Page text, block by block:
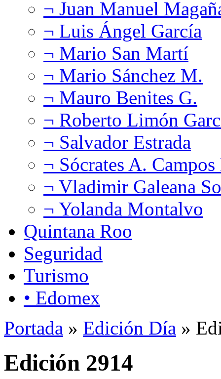
¬ Juan Manuel
¬ Luis Ángel García
¬ Mario San Martí
¬ Mario Sánchez M.
¬ Mauro Benites G.
¬ Roberto Limón
¬ Salvador Estrada
¬ Sócrates A.
¬ Vladimir Galeana
¬ Yolanda Montalvo
Quintana Roo
Seguridad
Turismo
• Edomex
Portada » Edición Día »
Edición 2914